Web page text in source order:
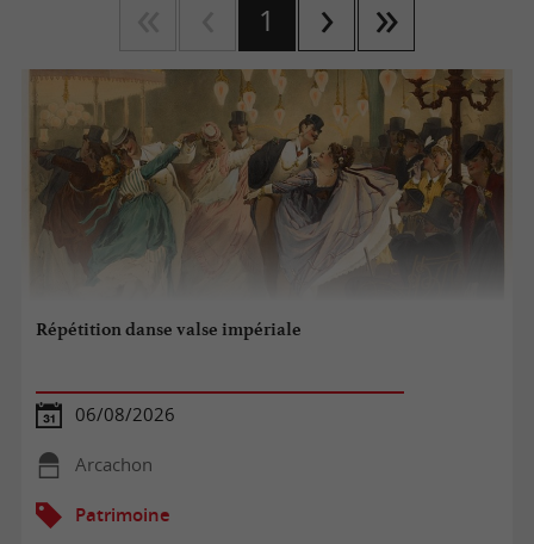
1
Répétition danse valse impériale
06/08/2026
Arcachon
Patrimoine